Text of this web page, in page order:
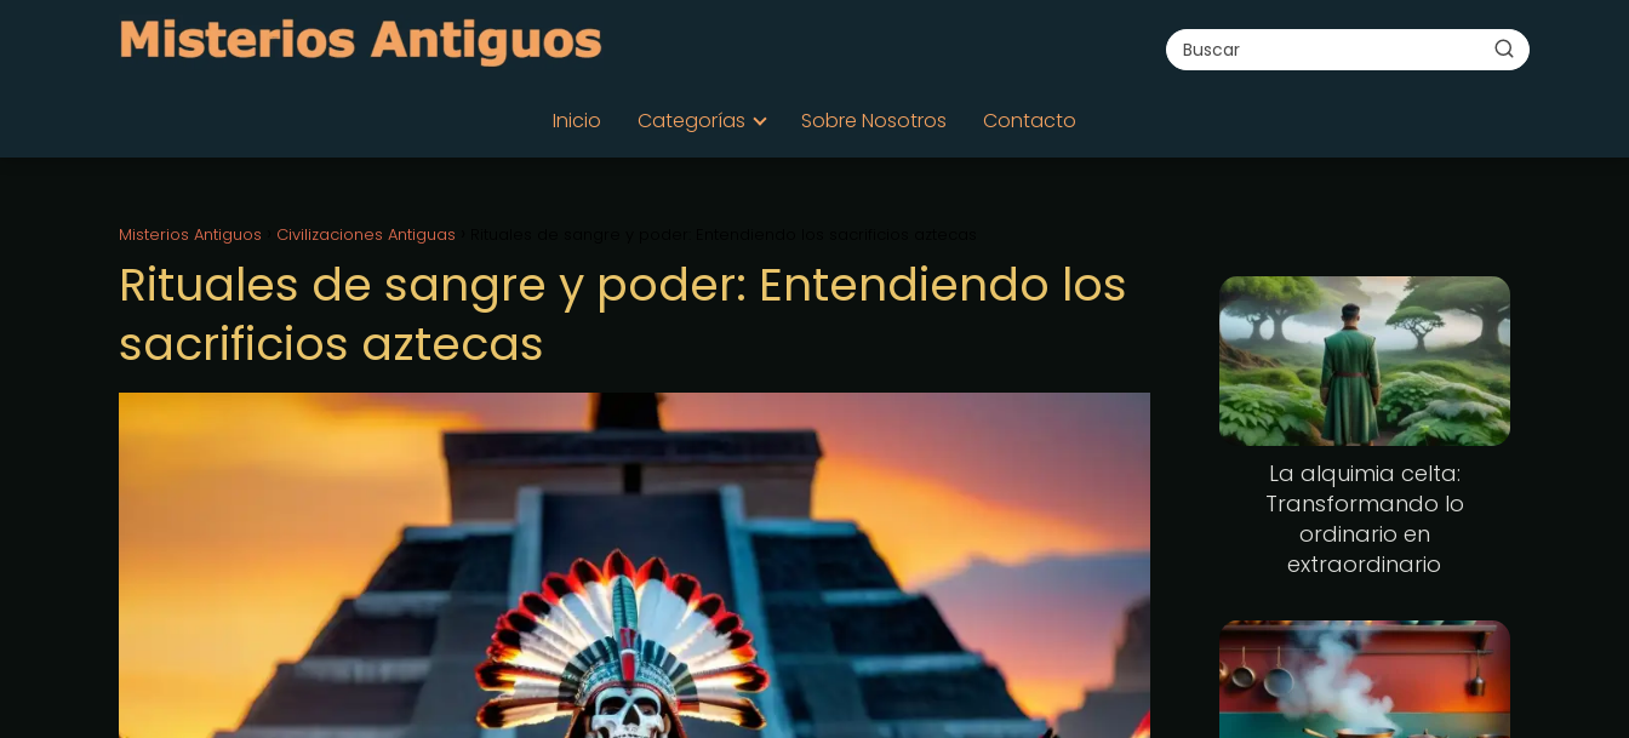
Inicio Categorías Sobre Nosotros Contacto
Misterios Antiguos Civilizaciones Antiguas
Rituales de sangre y poder: Entendiendo los
sacrificios aztecas
La alquimia celta:
Transformando lo
ordinario en
extraordinario